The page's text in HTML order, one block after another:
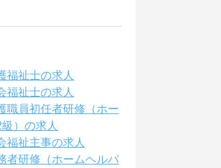
福祉士の求人
福祉士の求人
職員初任者研修（ホー
）の求人
福祉主事の求人
者研修（ホームヘルパ